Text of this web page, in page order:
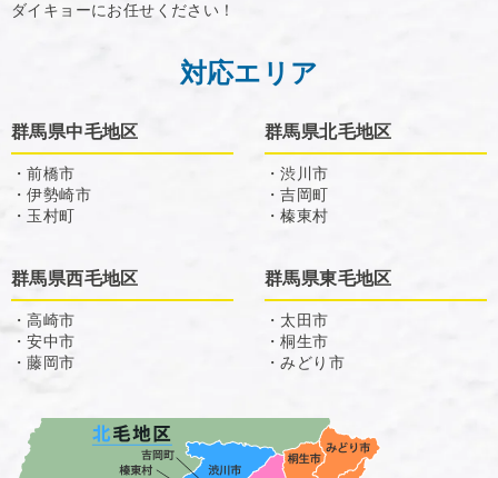
ダイキョーにお任せください！
対応エリア
群馬県中毛地区
・前橋市
・伊勢崎市
・玉村町
群馬県北毛地区
・渋川市
・吉岡町
・榛東村
群馬県西毛地区
・高崎市
・安中市
・藤岡市
群馬県東毛地区
・太田市
・桐生市
・みどり市